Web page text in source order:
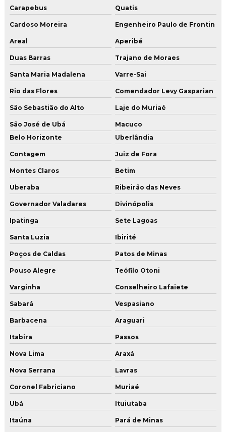
Restauração de piso
Restauração de piso cimento queimado
Restauração de piso de concreto
Restauração de piso de concreto no rio de janeiro
Restauração de piso de concreto em são paulo
Restauração e polimento de pisos
Revestimento e pintura de piso com resina epóxi
Serviço de aplicação de argamassa cimentícia
Serviço de aplicação de argamassa cimentícia em sp
Serviço de aplicação de revestimento uretano
Serviço de aplicação de revestimento uretano em sp
Serviço de lapidação de piso
Serviço de lapidação de piso industrial
Serviço de lapidação de piso industrial em mg
Serviço de lapidação de piso industrial no rj
Serviço de lapidação de piso industrial em sp
Serviço de pintura industrial
Serviço de polimento de piso
Serviço de restauração de piso de concreto mg
Serviço de restauração de piso de concreto rj
Serviço de restauração de piso de concreto sp
Serviço de tratamento de junta de concretagem em sp
Tratamento de junta de concretagem
Carapebus Quatis
Cardoso Moreira Engenheiro Paulo de Frontin
Areal Aperibé
Duas Barras Trajano de Moraes
Santa Maria Madalena Varre-Sai
Rio das Flores Comendador Levy Gasparian
São Sebastião do Alto Laje do Muriaé
São José de Ubá
Macuco
Belo Horizonte
Uberlândia
Contagem Juiz de Fora
Montes Claros Betim
Uberaba Ribeirão das Neves
Governador Valadares Divinópolis
Ipatinga Sete Lagoas
Santa Luzia Ibirité
Poços de Caldas Patos de Minas
Pouso Alegre Teófilo Otoni
Varginha Conselheiro Lafaiete
Sabará Vespasiano
Barbacena Araguari
Itabira Passos
Nova Lima Araxá
Nova Serrana Lavras
Coronel Fabriciano Muriaé
Ubá Ituiutaba
Itaúna Pará de Minas